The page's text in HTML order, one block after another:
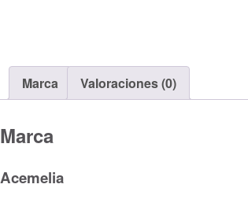
Marca Valoraciones (0)
Marca
Acemelia